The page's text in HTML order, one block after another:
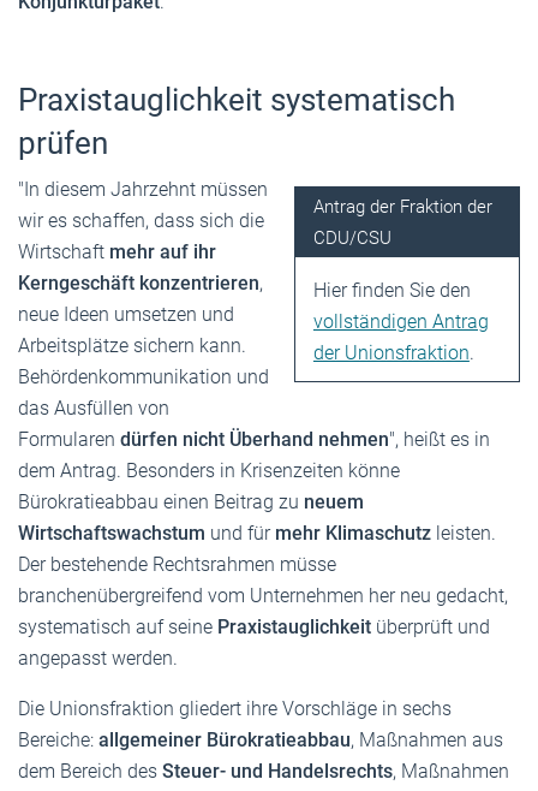
Praxistauglichkeit systematisch
prüfen
Antrag der Fraktion der
CDU/CSU
Hier finden Sie den
vollständigen Antrag
der Unionsfraktion.
"In diesem Jahrzehnt müssen
wir es schaffen, dass sich die
Wirtschaft mehr auf ihr
Kerngeschäft konzentrieren,
neue Ideen umsetzen und
Arbeitsplätze sichern kann.
Behördenkommunikation und
das Ausfüllen von
Formularen dürfen nicht Überhand nehmen", heißt es in
dem Antrag. Besonders in Krisenzeiten könne
Bürokratieabbau einen Beitrag zu neuem
Wirtschaftswachstum und für mehr Klimaschutz leisten.
Der bestehende Rechtsrahmen müsse
branchenübergreifend vom Unternehmen her neu gedacht,
systematisch auf seine Praxistauglichkeit überprüft und
angepasst werden.
Die Unionsfraktion gliedert ihre Vorschläge in sechs
Bereiche: allgemeiner Bürokratieabbau, Maßnahmen aus
dem Bereich des Steuer- und Handelsrechts, Maßnahmen